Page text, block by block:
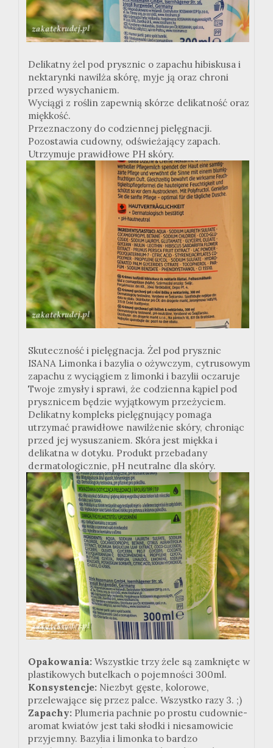
Delikatny żel pod prysznic o zapachu hibiskusa i
nektarynki nawilża skórę, myje ją oraz chroni
przed wysychaniem.
Wyciągi z roślin zapewnią skórze delikatność oraz
miękkość.
Przeznaczony do codziennej pielęgnacji.
Pozostawia cudowny, odświeżający zapach.
Utrzymuje prawidłowe PH skóry.
Skuteczność i pielęgnacja. Żel pod prysznic
ISANA Limonka i bazylia o ożywczym, cytrusowym
zapachu z wyciągiem z limonki i bazylii oczaruje
Twoje zmysły i sprawi, że codzienna kąpiel pod
prysznicem będzie wyjątkowym przeżyciem.
Delikatny kompleks pielęgnujący pomaga
utrzymać prawidłowe nawilżenie skóry, chroniąc
przed jej wysuszaniem. Skóra jest miękka i
delikatna w dotyku. Produkt przebadany
dermatologicznie, pH neutralne dla skóry.
Opakowania: Wszystkie trzy żele są zamknięte w
plastikowych butelkach o pojemności 300ml.
Konsystencje: Niezbyt gęste, kolorowe,
przelewające się przez palce. Wszystko razy 3. ;)
Zapachy: Plumeria pachnie po prostu cudownie-
aromat kwiatów jest taki słodki i niesamowicie
przyjemny. Bazylia i limonka to bardzo